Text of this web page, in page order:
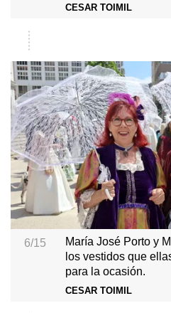
CESAR TOIMIL
6/15
María José Porto y
los vestidos que
para la ocasión.
CESAR TOIMIL